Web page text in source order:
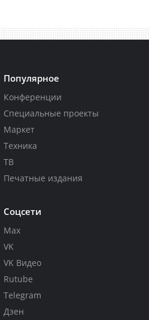
Популярное
Конференции
Специальные проекты
Маркет
Техника
ТВ
Печатные издания
Соцсети
Max
VK
VK Видео
Rutube
Telegram
Дзен